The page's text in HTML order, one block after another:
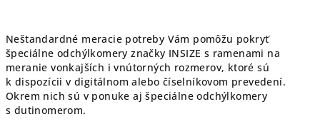
Neštandardné meracie potreby Vám pomôžu pokryť
špeciálne odchýlkomery značky INSIZE s ramenami na
meranie vonkajších i vnútorných rozmerov, ktoré sú
k dispozícii v digitálnom alebo číselníkovom prevedení.
Okrem nich sú v ponuke aj špeciálne odchýlkomery
s dutinomerom.